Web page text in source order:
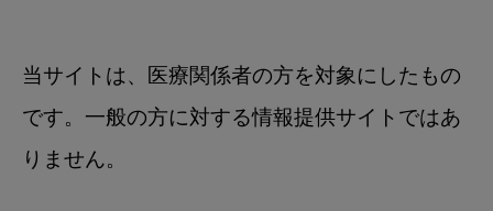
当サイトは、医療関係者の方を対象にしたもの
です。一般の方に対する情報提供サイトではあ
りません。